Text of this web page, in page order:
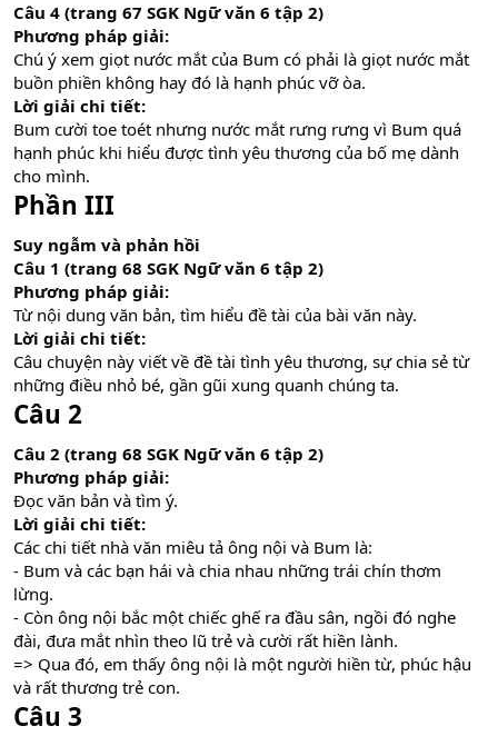
Câu 4 (trang 67 SGK Ngữ văn 6 tập 2)
Phương pháp giải:
Chú ý xem giọt nước mắt của Bum có phải là giọt nước mắt
buồn phiền không hay đó là hạnh phúc vỡ òa.
Lời giải chi tiết:
Bum cười toe toét nhưng nước mắt rưng rưng vì Bum quá
hạnh phúc khi hiểu được tình yêu thương của bố mẹ dành
cho mình.
Phần III
Suy ngẫm và phản hồi
Câu 1 (trang 68 SGK Ngữ văn 6 tập 2)
Phương pháp giải:
Từ nội dung văn bản, tìm hiểu đề tài của bài văn này.
Lời giải chi tiết:
Câu chuyện này viết về đề tài tình yêu thương, sự chia sẻ từ
những điều nhỏ bé, gần gũi xung quanh chúng ta.
Câu 2
Câu 2 (trang 68 SGK Ngữ văn 6 tập 2)
Phương pháp giải:
Đọc văn bản và tìm ý.
Lời giải chi tiết:
Các chi tiết nhà văn miêu tả ông nội và Bum là:
- Bum và các bạn hái và chia nhau những trái chín thơm
lừng.
- Còn ông nội bắc một chiếc ghế ra đầu sân, ngồi đó nghe
đài, đưa mắt nhìn theo lũ trẻ và cười rất hiền lành.
=> Qua đó, em thấy ông nội là một người hiền từ, phúc hậu
và rất thương trẻ con.
Câu 3